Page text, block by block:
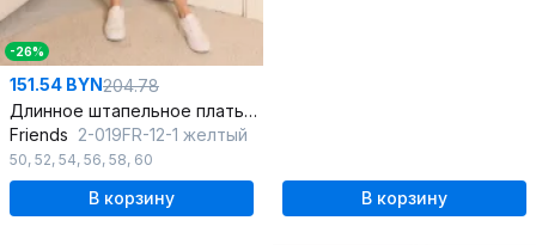
-26%
151.54 BYN204.78
Длинное штапельное платье с карманами и воздушным силуэтом
Friends 2-019FR-12-1 желтый
50, 52, 54, 56, 58, 60
В корзину В корзину